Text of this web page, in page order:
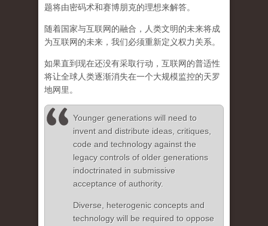
题将由密码术和赛博朋克的理想来解答。
随着国家与互联网的融合，人类文明的未来将成
为互联网的未来，我们必须重新定义权力关系。
如果直到现在还没有采取行动，互联网的普适性
将让全球人类逐渐消失在一个大规模监控的天罗
地网里。
Younger generations will need to
invent and distribute ideas, critiques,
code and technology against the
legacy controls of older generations
indoctrinated in submissive
acceptance of authority.
Diverse, heterogenic concepts and
technology will be required to oppose